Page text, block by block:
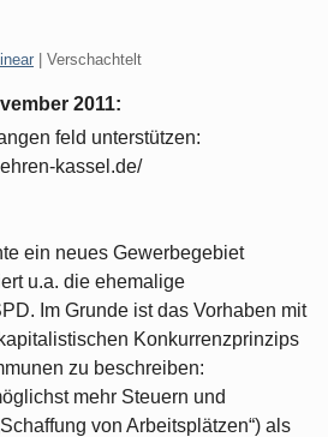
Linear | Verschachtelt
2011:
feld unterstützen:
kassel.de/
ein neues Gewerbegebiet
u.a. die ehemalige
Im Grunde ist das Vorhaben mit
Konkurrenzprinzips
zu beschreiben:
mehr Steuern und
von Arbeitsplätzen“) als